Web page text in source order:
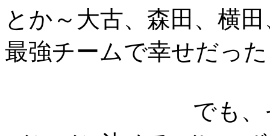
とか～大古、森田、横
最強チームで幸せだっ
でも、そ～～